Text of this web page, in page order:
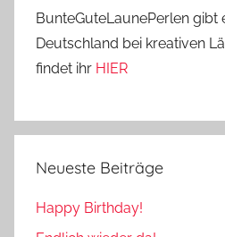
BunteGuteLaunePerlen gibt
Deutschland bei kreativen
findet ihr HIER
Neueste Beiträge
Happy Birthday!